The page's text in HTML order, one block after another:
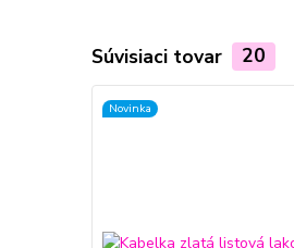
Súvisiaci tovar 20
Novinka